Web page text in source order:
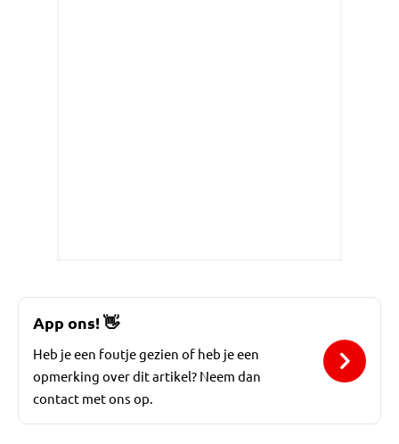
App ons!👋
Heb je een foutje gezien of heb je een
opmerking over dit artikel? Neem dan
contact met ons op.